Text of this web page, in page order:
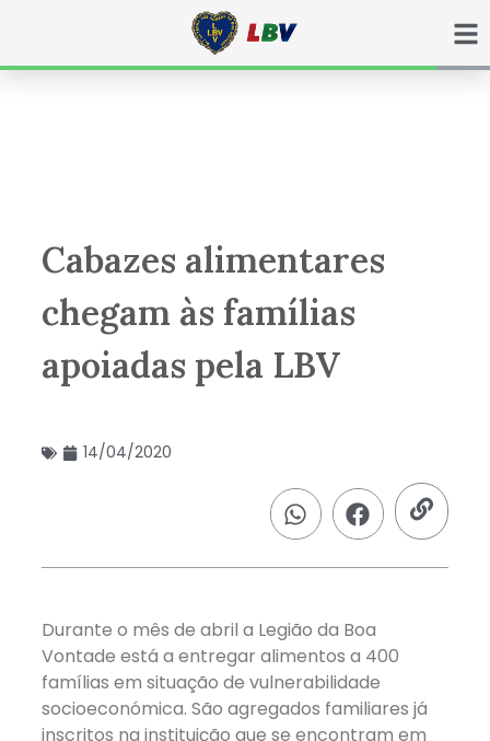
Cabazes alimentares
chegam às famílias
apoiadas pela LBV
14/04/2020
Durante o mês de abril a Legião da Boa
Vontade está a entregar alimentos a 400
famílias em situação de vulnerabilidade
socioeconómica. São agregados familiares já
inscritos na instituição que se encontram em